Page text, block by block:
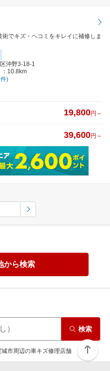
でキズ・ヘコミをキレイに補修しま
沖野3-18-1
：10.8km
)
19,800円～
39,600円～
から検索
検索
城市周辺の車キズ修理店舗